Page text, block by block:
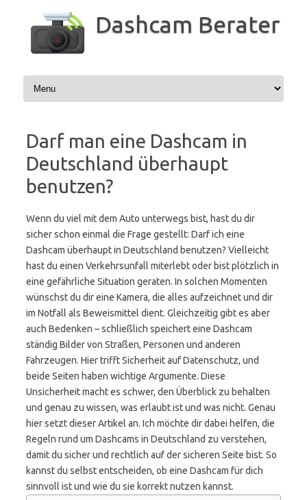
springen
Dashcam Berater
Darf man eine Dashcam in
Deutschland überhaupt
benutzen?
Wenn du viel mit dem Auto unterwegs bist, hast du dir
sicher schon einmal die Frage gestellt: Darf ich eine
Dashcam überhaupt in Deutschland benutzen? Vielleicht
hast du einen Verkehrsunfall miterlebt oder bist plötzlich in
eine gefährliche Situation geraten. In solchen Momenten
wünschst du dir eine Kamera, die alles aufzeichnet und dir
im Notfall als Beweismittel dient. Gleichzeitig gibt es aber
auch Bedenken – schließlich speichert eine Dashcam
ständig Bilder von Straßen, Personen und anderen
Fahrzeugen. Hier trifft Sicherheit auf Datenschutz, und
beide Seiten haben wichtige Argumente. Diese
Unsicherheit macht es schwer, den Überblick zu behalten
und genau zu wissen, was erlaubt ist und was nicht. Genau
hier setzt dieser Artikel an. Ich möchte dir dabei helfen, die
Regeln rund um Dashcams in Deutschland zu verstehen,
damit du sicher und rechtlich auf der sicheren Seite bist. So
kannst du selbst entscheiden, ob eine Dashcam für dich
sinnvoll ist und wie du sie korrekt nutzen kannst.